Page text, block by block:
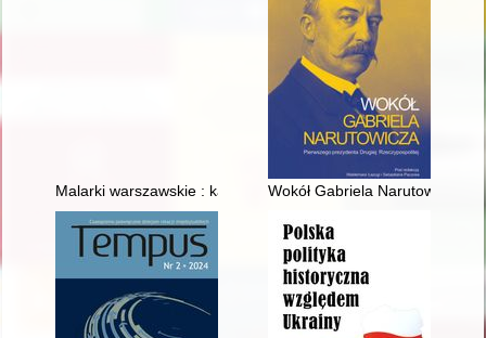
Malarki warszawskie : katalog zbiorów Państwowego
Wokół Gabriela Narutowicza